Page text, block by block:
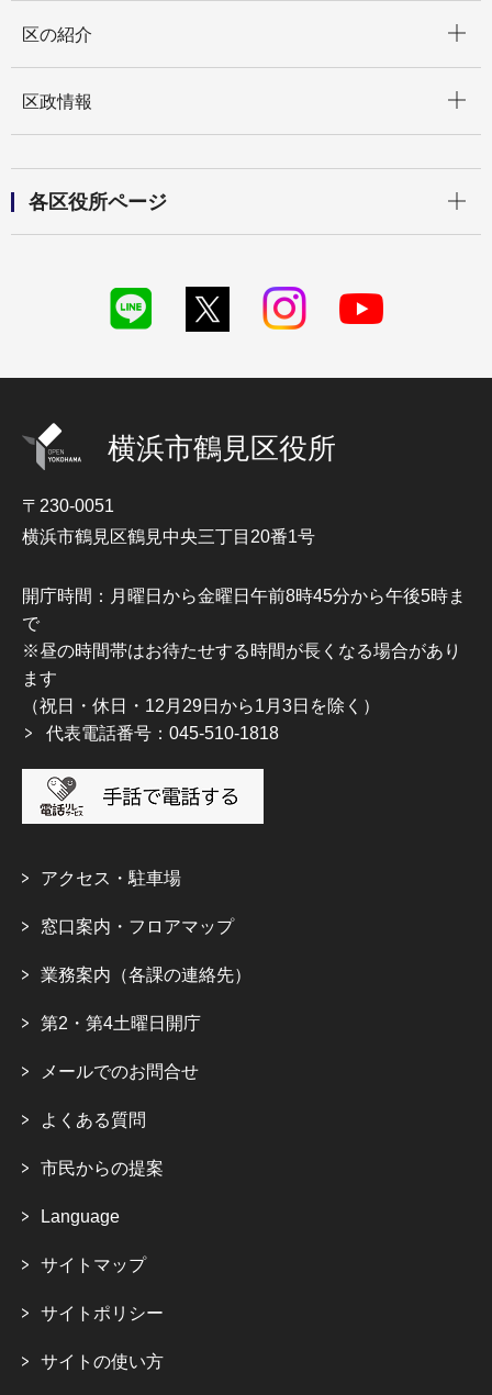
区の紹介
区政情報
各区役所ページ
横浜市鶴見区役所
〒230-0051
横浜市鶴見区鶴見中央三丁目20番1号
開庁時間：月曜日から金曜日午前8時45分から午後5時ま
で
※昼の時間帯はお待たせする時間が長くなる場合があり
ます
（祝日・休日・12月29日から1月3日を除く）
代表電話番号：045-510-1818
アクセス・駐車場
窓口案内・フロアマップ
業務案内（各課の連絡先）
第2・第4土曜日開庁
メールでのお問合せ
よくある質問
市民からの提案
Language
サイトマップ
サイトポリシー
サイトの使い方